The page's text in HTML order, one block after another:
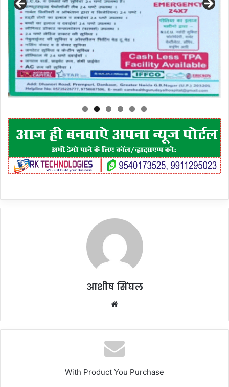
आशीष सिंघल
Website
With Product You Purchase